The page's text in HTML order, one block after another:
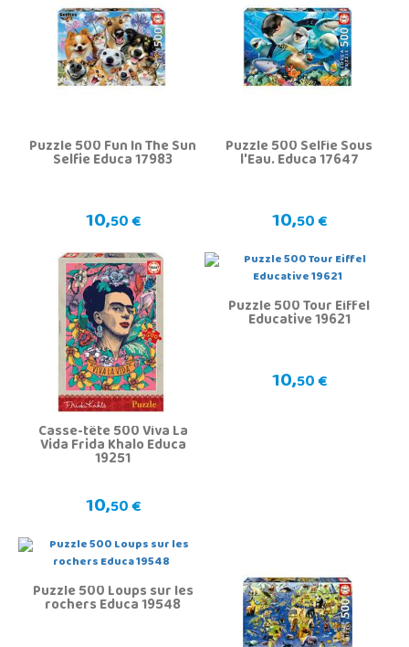
Puzzle 500 Fun In The Sun
Selfie Educa 17983
10,50 €
Puzzle 500 Selfie Sous
l'Eau. Educa 17647
10,50 €
Casse-tête 500 Viva La
Vida Frida Khalo Educa
19251
10,50 €
Puzzle 500 Tour Eiffel
Educative 19621
10,50 €
Puzzle 500 Loups sur les
rochers Educa 19548